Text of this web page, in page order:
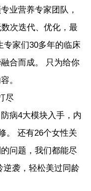
营养专家团队，
次迭代、优化，最
专家们30多年的临床
合而成。 只为给你
。
尽
病4大模块入手，内
。 还有26个女性关
问题，我们都能尽
逆袭，轻松美过同龄